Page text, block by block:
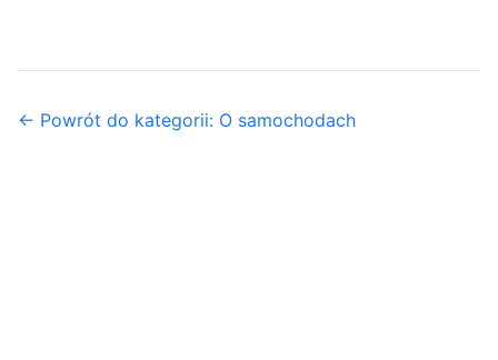
← Powrót do kategorii: O samochodach